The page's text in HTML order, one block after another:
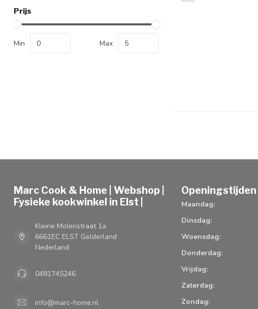
Prijs
Min Max
Marc Cook & Home | Webshop |
Fysieke kookwinkel in Elst |
Kleine Molenstraat 1a
6661EC ELST Gelderland
Nederland
0481745246
info@marc-home.nl
Openingstijden
Maandag:
Dinsdag:
Woensdag:
Donderdag:
Vrijdag:
Zaterdag:
Zondag: